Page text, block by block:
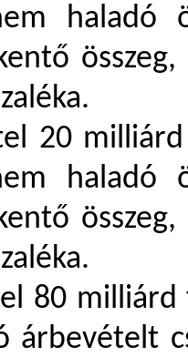
haladó
20
haladó
80 milliárd
árbevételt